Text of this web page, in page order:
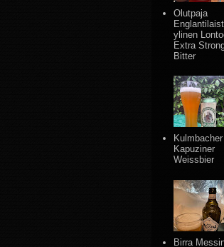
Olutpaja
ylinen
Extra
Bitter
Kulmbacher
Kapuziner
Weissbier
Birra